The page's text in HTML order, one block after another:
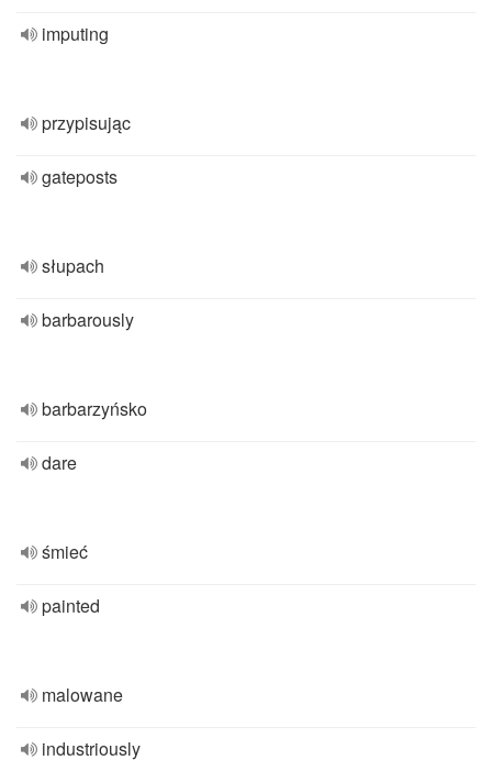
imputing
przypisując
gateposts
słupach
barbarously
barbarzyńsko
dare
śmieć
painted
malowane
industriously